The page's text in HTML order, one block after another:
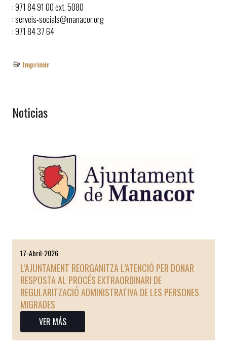
: 971 84 91 00 ext. 5080
: serveis-socials@manacor.org
: 971 84 37 64
Imprimir
Noticias
17-Abril-2026
L’AJUNTAMENT REORGANITZA L’ATENCIÓ PER DONAR
RESPOSTA AL PROCÉS EXTRAORDINARI DE
REGULARITZACIÓ ADMINISTRATIVA DE LES PERSONES
MIGRADES
VER MÁS